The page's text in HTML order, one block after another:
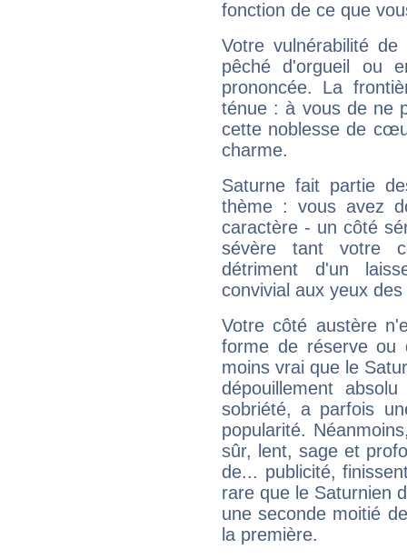
fonction de ce que
Votre vulnérabilité
pêché d'orgueil ou
prononcée. La
ténue : à vous de ne
cette noblesse de
charme.
Saturne fait partie
thème : vous avez
caractère - un côté
sévère tant votre
détriment d'un
convivial aux yeux
Votre côté austère
forme de réserve
moins vrai que le
dépouillement
sobriété, a parfois
popularité.
sûr, lent, sage et
de... publicité,
rare que le Saturnien
une seconde moitié
la première.